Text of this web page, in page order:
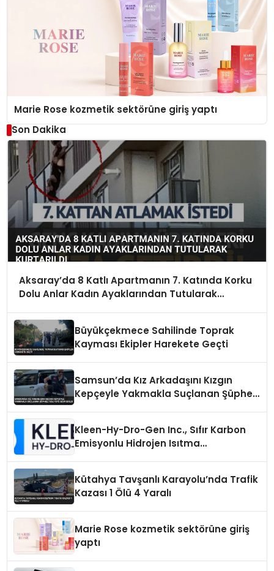
Marie Rose kozmetik sektörüne giriş yaptı
Son Dakika
Aksaray’da 8 Katlı Apartmanın 7. Katında Korku
Dolu Anlar Kadın Ayaklarından Tutularak
Büyükçekmece Sahilinde Toprak
Kayması Ekipler Harekete Geçti
Samsun’da Kız Arkadaşını Kızgın
Kepçeyle Yakmakla Suçlanan Şüpheli
Kleen-Hy-Dro-Gen Inc., Sıfır Karbon
Emisyonlu Hidrojen Isıtma
Kütahya Tavşanlı Karayolu’nda Trafik
Kazası 1 Ölü 4 Yaralı
Marie Rose kozmetik sektörüne giriş
yaptı